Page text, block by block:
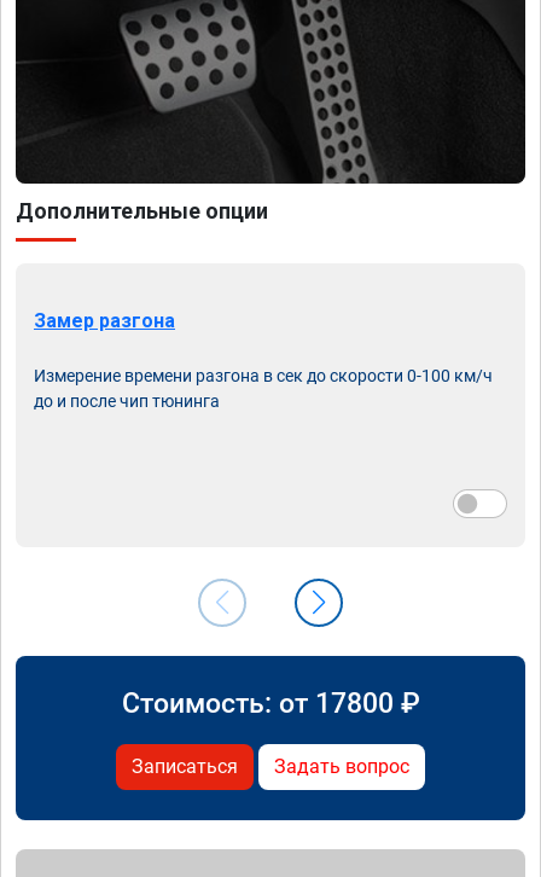
Дополнительные опции
Замер разгона
Измерение времени разгона в сек до скорости 0-100 км/ч
до и после чип тюнинга
Стоимость: от 17800 ₽
Записаться Задать вопрос